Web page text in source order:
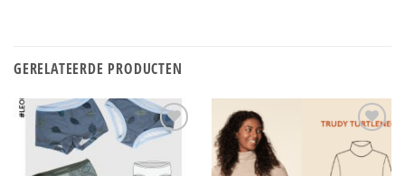
GERELATEERDE PRODUCTEN
Toevoegen
verlanglijst
Toevoegen
aan
verlanglijst